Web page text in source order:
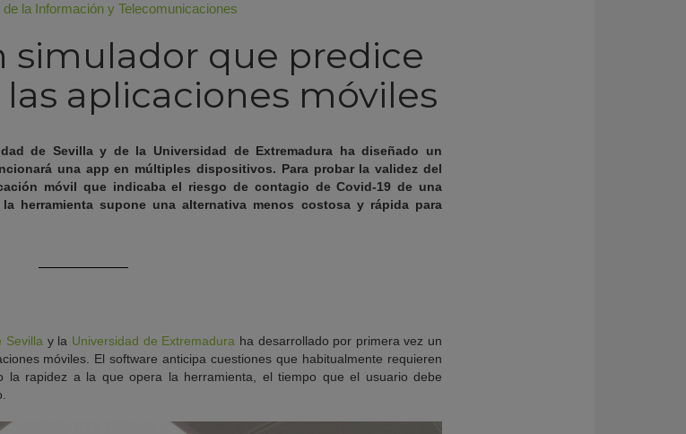
de la Información y Telecomunicaciones
simulador que predice
aplicaciones móviles
de Sevilla y de la Universidad de Extremadura ha diseñado un
una app en múltiples dispositivos. Para probar la validez del
móvil que indicaba el riesgo de contagio de Covid-19 de una
herramienta supone una alternativa menos costosa y rápida para
Sevilla y la Universidad de Extremadura ha desarrollado por primera vez un
móviles. El software anticipa cuestiones que habitualmente requieren
la rapidez a la que opera la herramienta, el tiempo que el usuario debe